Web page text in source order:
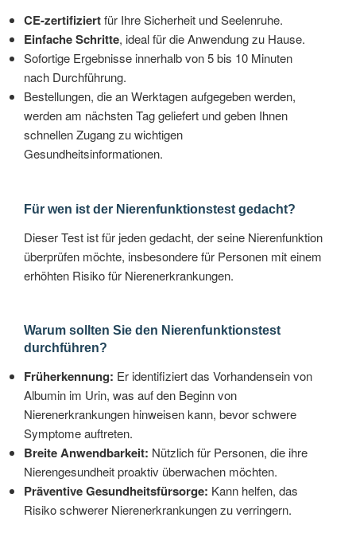
CE-zertifiziertfür Ihre Sicherheit und Seelenruhe.
Einfache Schritte, ideal für die Anwendung zu Hause.
Sofortige Ergebnisse innerhalb von 5 bis 10 Minuten
nach Durchführung.
Bestellungen, die an Werktagen aufgegeben werden,
werden am nächsten Tag geliefert und geben Ihnen
schnellen Zugang zu wichtigen
Gesundheitsinformationen.
Für wen ist der Nierenfunktionstest gedacht?
Dieser Test ist für jeden gedacht, der seine Nierenfunktion
überprüfen möchte, insbesondere für Personen mit einem
erhöhten Risiko für Nierenerkrankungen.
Warum sollten Sie den Nierenfunktionstest
durchführen?
Früherkennung: Er identifiziert das Vorhandensein von
Albumin im Urin, was auf den Beginn von
Nierenerkrankungen hinweisen kann, bevor schwere
Symptome auftreten.
Breite Anwendbarkeit: Nützlich für Personen, die ihre
Nierengesundheit proaktiv überwachen möchten.
Präventive Gesundheitsfürsorge: Kann helfen, das
Risiko schwerer Nierenerkrankungen zu verringern.